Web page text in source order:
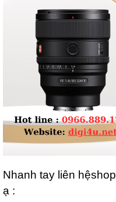
Nhanh tay liên hệshop
ạ :